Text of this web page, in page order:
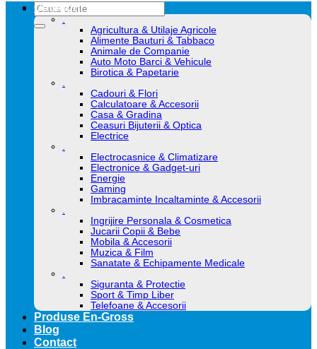
Caută
după:
Categorii
.
Agricultura & Utilaje Agricole
Alimente Bauturi & Tabbaco
Animale de Companie
Auto Moto Barci & Vehicule
Birotica & Papetarie
.
Cadouri & Flori
Calculatoare & Accesorii
Casa & Gradina
Ceasuri Bijuterii & Optica
Electrice
.
Electrocasnice & Climatizare
Electronice & Gadget-uri
Energie
Gaming
Imbracaminte Incaltaminte & Accesorii
.
Ingrijire Personala & Cosmetica
Jucarii Copii & Bebe
Mobila & Accesorii
Muzica & Film
Sanatate & Echipamente Medicale
.
Siguranta & Protectie
Sport & Timp Liber
Telefoane & Accesorii
Produse En-Gross
Blog
Contact